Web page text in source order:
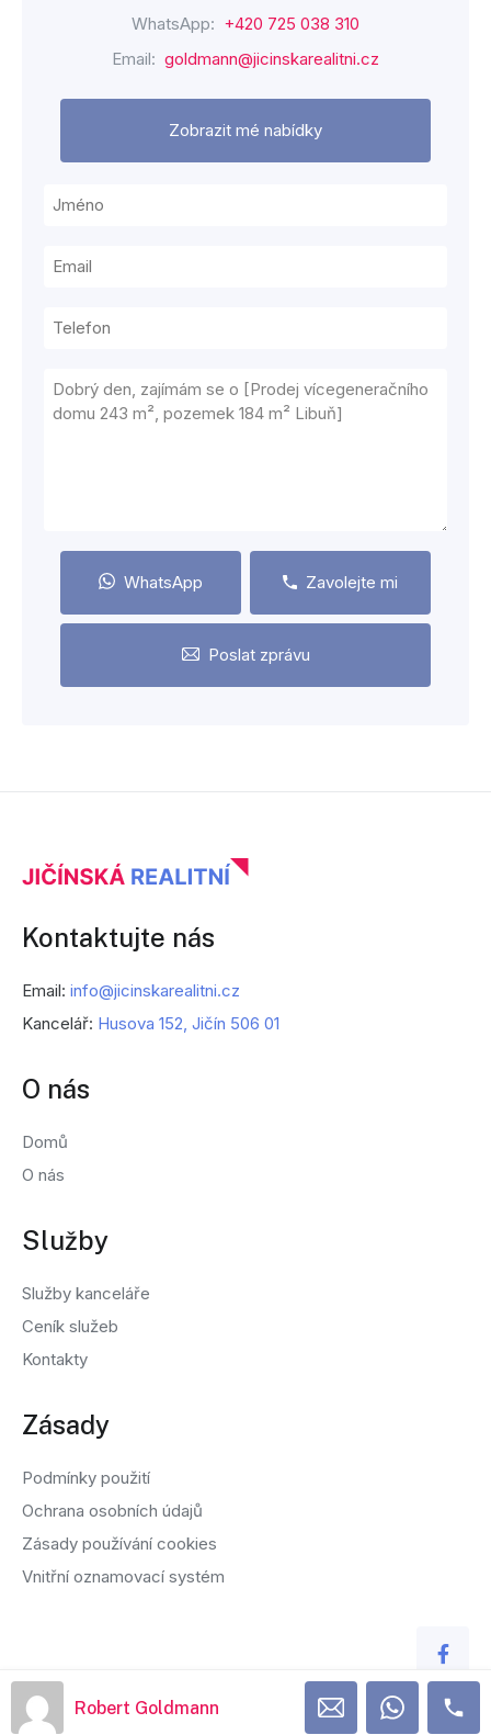
WhatsApp: +420 725 038 310
Email: goldmann@jicinskarealitni.cz
Zobrazit mé nabídky
WhatsApp Zavolejte mi
Poslat zprávu
Kontaktujte nás
Email: info@jicinskarealitni.cz
Kancelář: Husova 152, Jičín 506 01
O nás
Domů
O nás
Služby
Služby kanceláře
Ceník služeb
Kontakty
Zásady
Podmínky použití
Ochrana osobních údajů
Zásady používání cookies
Vnitřní oznamovací systém
Robert Goldmann